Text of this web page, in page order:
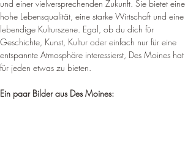
und einer vielversprechenden Zukunft. Sie bietet eine
hohe Lebensqualität, eine starke Wirtschaft und eine
lebendige Kulturszene. Egal, ob du dich für
Geschichte, Kunst, Kultur oder einfach nur für eine
entspannte Atmosphäre interessierst, Des Moines hat
für jeden etwas zu bieten.
Ein paar Bilder aus Des Moines: